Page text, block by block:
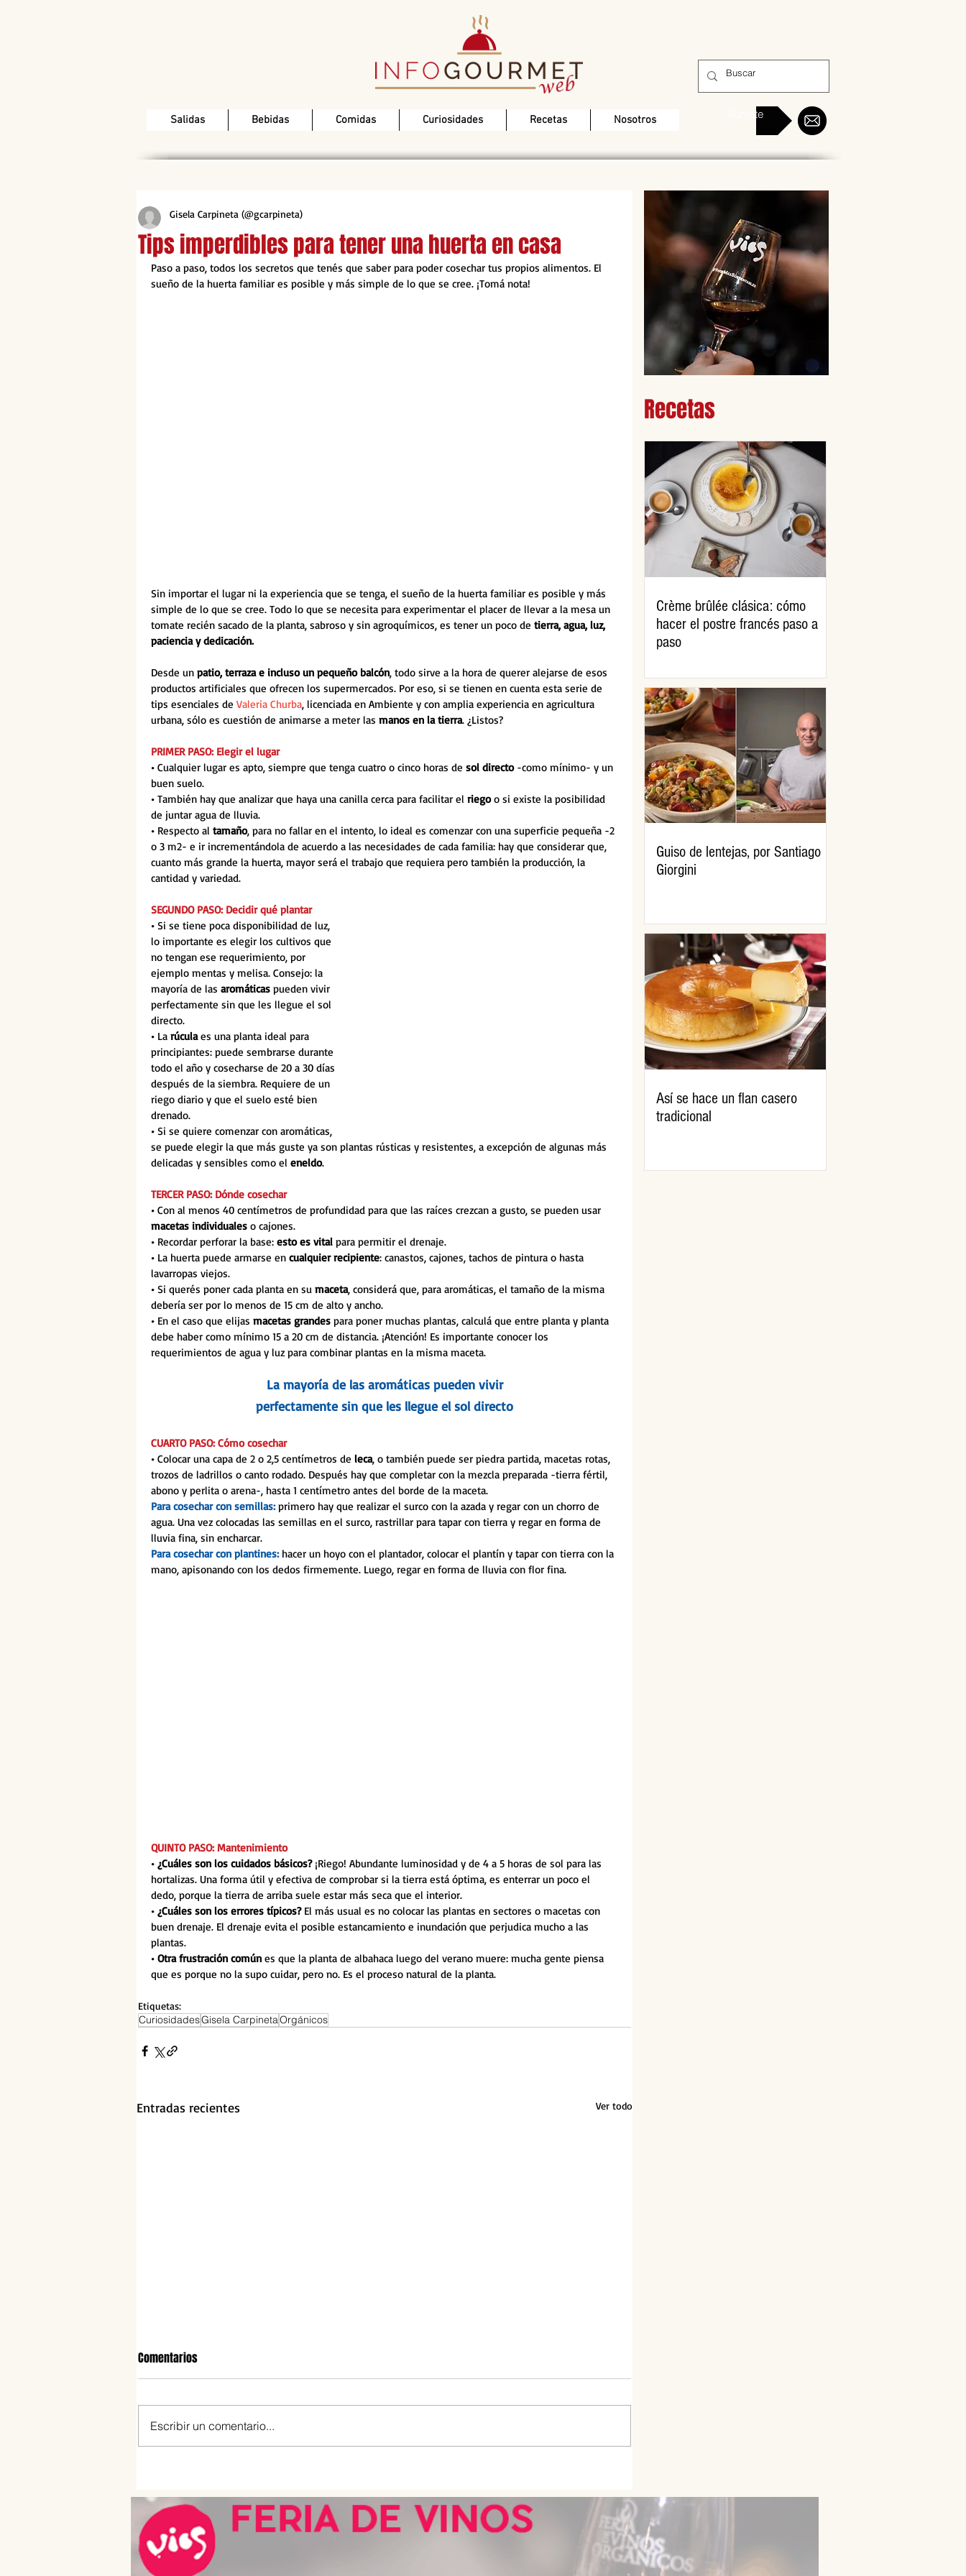
Salidas Bebidas Comidas Curiosidades Recetas Nosotros Sumate
Tips imperdibles para tener una huerta en casa
Gisela Carpineta (@gcarpineta)
Paso a paso, todos los secretos que tenés que saber para poder cosechar tus propios alimentos. El
sueño de la huerta familiar es posible y más simple de lo que se cree. ¡Tomá nota!
Sin importar el lugar ni la experiencia que se tenga, el sueño de la huerta familiar es posible y más
simple de lo que se cree. Todo lo que se necesita para experimentar el placer de llevar a la mesa un
tomate recién sacado de la planta, sabroso y sin agroquímicos, es tener un poco de tierra, agua, luz,
paciencia y dedicación.
Desde un patio, terraza e incluso un pequeño balcón, todo sirve a la hora de querer alejarse de esos
productos artificiales que ofrecen los supermercados. Por eso, si se tienen en cuenta esta serie de
tips esenciales de Valeria Churba, licenciada en Ambiente y con amplia experiencia en agricultura
urbana, sólo es cuestión de animarse a meter las manos en la tierra. ¿Listos?
PRIMER PASO: Elegir el lugar
• Cualquier lugar es apto, siempre que tenga cuatro o cinco horas de sol directo -como mínimo- y un
buen suelo.
• También hay que analizar que haya una canilla cerca para facilitar el riego o si existe la posibilidad
de juntar agua de lluvia.
• Respecto al tamaño, para no fallar en el intento, lo ideal es comenzar con una superficie pequeña -2
o 3 m2- e ir incrementándola de acuerdo a las necesidades de cada familia: hay que considerar que,
cuanto más grande la huerta, mayor será el trabajo que requiera pero también la producción, la
cantidad y variedad.
SEGUNDO PASO: Decidir qué plantar
• Si se tiene poca disponibilidad de luz,
lo importante es elegir los cultivos que
no tengan ese requerimiento, por
ejemplo mentas y melisa. Consejo: la
mayoría de las aromáticas pueden vivir
perfectamente sin que les llegue el sol
directo.
• La rúcula es una planta ideal para
principiantes: puede sembrarse durante
todo el año y cosecharse de 20 a 30 días
después de la siembra. Requiere de un
riego diario y que el suelo esté bien
drenado.
• Si se quiere comenzar con aromáticas,
se puede elegir la que más guste ya son plantas rústicas y resistentes, a excepción de algunas más
delicadas y sensibles como el eneldo.
TERCER PASO: Dónde cosechar
• Con al menos 40 centímetros de profundidad para que las raíces crezcan a gusto, se pueden usar
macetas individuales o cajones.
• Recordar perforar la base: esto es vital para permitir el drenaje.
• La huerta puede armarse en cualquier recipiente: canastos, cajones, tachos de pintura o hasta
lavarropas viejos.
• Si querés poner cada planta en su maceta, considerá que, para aromáticas, el tamaño de la misma
debería ser por lo menos de 15 cm de alto y ancho.
• En el caso que elijas macetas grandes para poner muchas plantas, calculá que entre planta y planta
debe haber como mínimo 15 a 20 cm de distancia. ¡Atención! Es importante conocer los
requerimientos de agua y luz para combinar plantas en la misma maceta.
La mayoría de las aromáticas pueden vivir
perfectamente sin que les llegue el sol directo
CUARTO PASO: Cómo cosechar
• Colocar una capa de 2 o 2,5 centímetros de leca, o también puede ser piedra partida, macetas rotas,
trozos de ladrillos o canto rodado. Después hay que completar con la mezcla preparada -tierra fértil,
abono y perlita o arena-, hasta 1 centímetro antes del borde de la maceta.
Para cosechar con semillas: primero hay que realizar el surco con la azada y regar con un chorro de
agua. Una vez colocadas las semillas en el surco, rastrillar para tapar con tierra y regar en forma de
lluvia fina, sin encharcar.
Para cosechar con plantines: hacer un hoyo con el plantador, colocar el plantín y tapar con tierra con la
mano, apisonando con los dedos firmemente. Luego, regar en forma de lluvia con flor fina.
QUINTO PASO: Mantenimiento
• ¿Cuáles son los cuidados básicos? ¡Riego! Abundante luminosidad y de 4 a 5 horas de sol para las
hortalizas. Una forma útil y efectiva de comprobar si la tierra está óptima, es enterrar un poco el
dedo, porque la tierra de arriba suele estar más seca que el interior.
• ¿Cuáles son los errores típicos? El más usual es no colocar las plantas en sectores o macetas con
buen drenaje. El drenaje evita el posible estancamiento e inundación que perjudica mucho a las
plantas.
• Otra frustración común es que la planta de albahaca luego del verano muere: mucha gente piensa
que es porque no la supo cuidar, pero no. Es el proceso natural de la planta.
Etiquetas:
CuriosidadesGisela CarpinetaOrgánicos
Entradas recientes Ver todo
por una fórmula diferente
receta original
Comentarios
Escribir un comentario...
Recetas
Crème brûlée clásica: cómo
hacer el postre francés paso a
paso
Guiso de lentejas, por Santiago
Giorgini
Así se hace un flan casero
tradicional